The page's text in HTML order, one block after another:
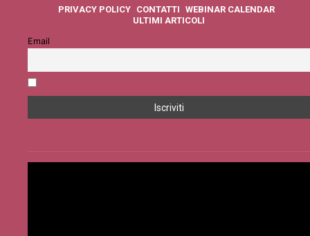
PRIVACY POLICY CONTATTI WEBINAR CALENDAR
ULTIMI ARTICOLI
Email